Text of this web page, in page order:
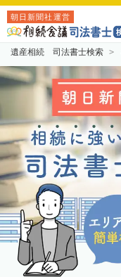
朝日新聞社運営
遺産相続 司法書士検索